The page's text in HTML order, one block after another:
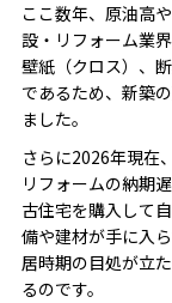
ここ数年、原油高
設・リフォーム業
壁紙（クロス）、
であるため、新築
ました。
さらに2026年現在
リフォームの納期
古住宅を購入して
備や建材が手に入
居時期の目処が立
るのです。